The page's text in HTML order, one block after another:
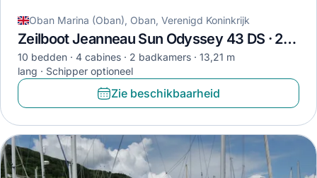
Oban Marina (Oban), Oban, Verenigd Koninkrijk
Zeilboot Jeanneau Sun Odyssey 43 DS · 2004
10 bedden 4 cabines 2 badkamers
13,21 m
lang
Schipper optioneel
Zie beschikbaarheid